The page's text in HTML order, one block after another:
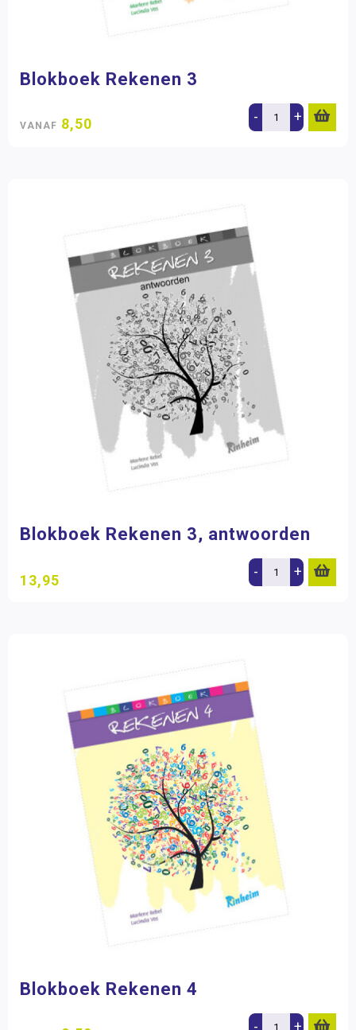
Blokboek Rekenen 3
VANAF 8,50 - +
Blokboek Rekenen 3, antwoorden
13,95 - +
Blokboek Rekenen 4
- +